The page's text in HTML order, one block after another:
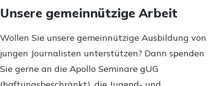
Unsere gemeinnützige Arbeit
Wollen Sie unsere gemeinnützige Ausbildung von
jungen Journalisten unterstützen? Dann spenden
Sie gerne an die Apollo Seminare gUG